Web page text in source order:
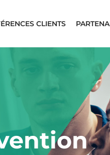
CLIENTS